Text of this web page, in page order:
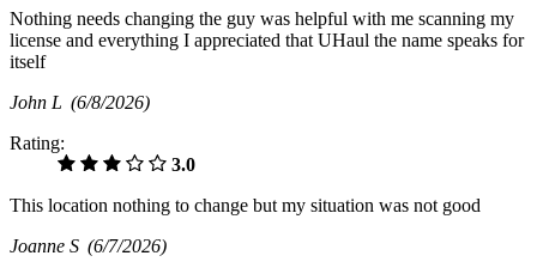
Nothing needs changing the guy was helpful with me scanning my
license and everything I appreciated that UHaul the name speaks for
itself
John L (6/8/2026)
Rating:
3.0
This location nothing to change but my situation was not good
Joanne S (6/7/2026)